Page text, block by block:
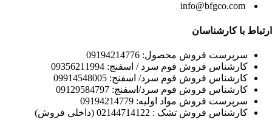
info@bfgco.com
ارتباط با کارشناسان
سرپرست فروش محصول: 09194214776
کارشناس فروش فوم سرد / اسفنج: 09356211994
کارشناس فروش فوم سرد/ اسفنج: 09914548005
کارشناس فروش فوم سرد/اسفنج: 09129584797
سرپرست فروش مواد اولیه: 09194214779
کارشناس فروش تشک : 02144714122 (داخلی فروش)